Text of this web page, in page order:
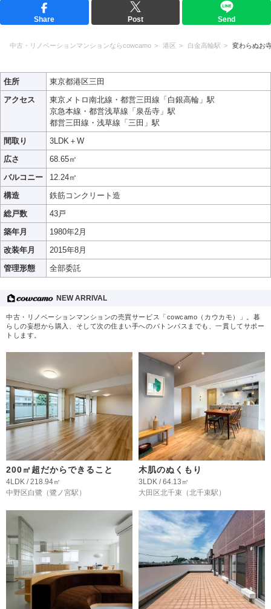
Share Post Send
中古・リノベーションマンションならcowcamo 港区 白金高輪駅 変わらぬお
住所
東京都港区三田
アクセス
東京メトロ南北線・都営三田線「白銀高輪」駅
京急本線・都営浅草線「泉岳寺」駅
都営三田線・浅草線「三田」駅
間取り
3LDK＋W
広さ
68.65㎡
バルコニー
12.24㎡
構造
鉄筋コンクリート造
総戸数
43戸
築年月
1980年2月
改装年月
2015年8月
管理形態
全部委託
NEW ARRIVAL
中古・リノベーションマンションの売買サービス「cowcamo（カウカモ）」。暮
らしの妄想から購入、そして次の住まい手へのバトンパスまでも、一貫してサポー
トします。
200㎡超だからできること
4LDK / 218.94㎡
中野区白鷺 （鷺ノ宮駅）
木肌のぬくもり
3LDK / 64.13㎡
大田区北千束 （北千束駅）